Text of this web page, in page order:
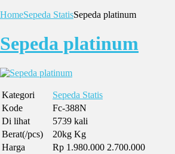
HomeSepeda StatisSepeda platinum
Sepeda platinum
Kategori
Sepeda Statis
Kode
Fc-388N
Di lihat
5739 kali
Berat(/pcs)
20kg Kg
Harga
Rp 1.980.000 2.700.000